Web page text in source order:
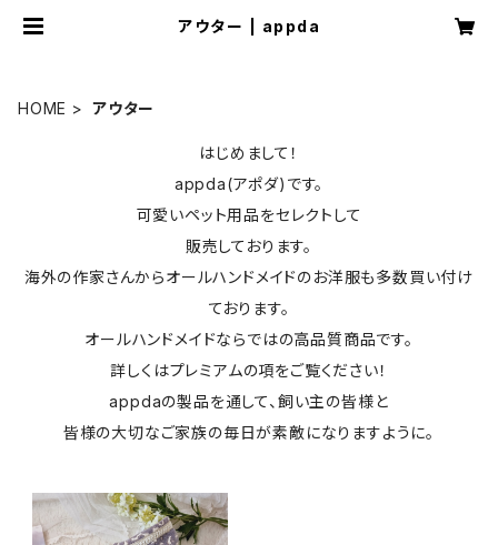
アウター | appda
HOME アウター
はじめまして！
appda(アポダ)です。
可愛いペット用品をセレクトして
販売しております。
海外の作家さんからオールハンドメイドのお洋服も多数買い付け
ております。
オールハンドメイドならではの高品質商品です。
詳しくはプレミアムの項をご覧ください！
appdaの製品を通して、飼い主の皆様と
皆様の大切なご家族の毎日が素敵になりますように。